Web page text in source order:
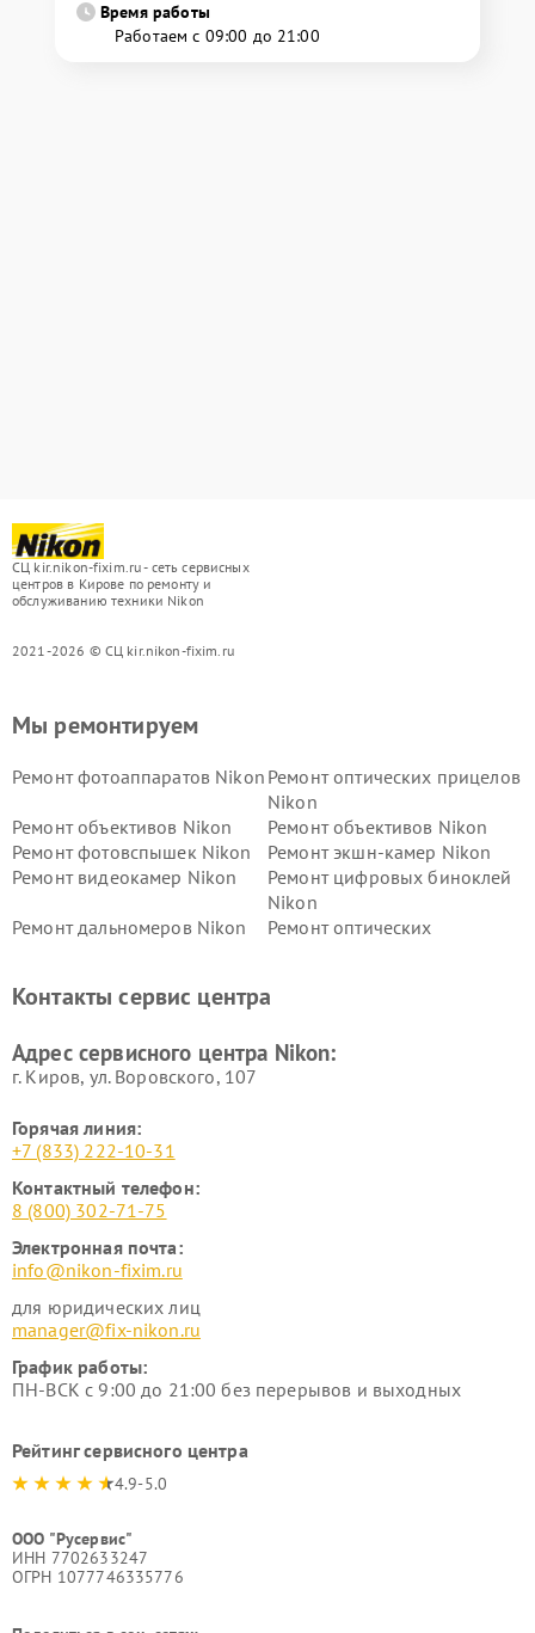
Время работы
Работаем с 09:00 до 21:00
СЦ kir.nikon-fixim.ru - сеть сервисных
центров в Кирове по ремонту и
обслуживанию техники Nikon
2021-2026 © СЦ kir.nikon-fixim.ru
Мы ремонтируем
Ремонт фотоаппаратов Nikon Ремонт оптических прицелов
Nikon
Ремонт объективов Nikon
Ремонт объективов Nikon
Ремонт фотовспышек Nikon
Ремонт экшн-камер Nikon
Ремонт видеокамер Nikon
Ремонт цифровых биноклей
Nikon
Ремонт дальномеров Nikon
Ремонт оптических
Контакты сервис центра
Адрес сервисного центра Nikon:
г. Киров, ул. Воровского, 107
Горячая линия:
+7 (833) 222-10-31
Контактный телефон:
8 (800) 302-71-75
Электронная почта:
info@nikon-fixim.ru
для юридических лиц
manager@fix-nikon.ru
График работы:
ПН-ВСК с 9:00 до 21:00 без перерывов и выходных
Рейтинг сервисного центра
4.9-5.0
ООО "Русервис"
ИНН 7702633247
ОГРН 1077746335776